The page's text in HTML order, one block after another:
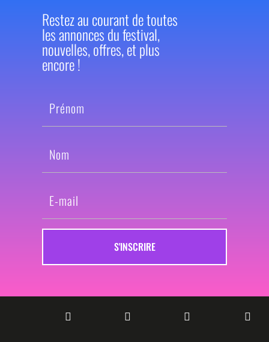
Restez au courant de toutes
les annonces du festival,
nouvelles, offres, et plus
encore !
S'INSCRIRE
   